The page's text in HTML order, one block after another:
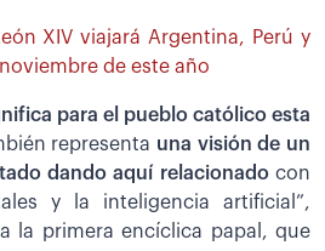
XIV viajará Argentina, Perú y
de este año
para el pueblo católico esta
representa una visión de un
dando aquí relacionadocon
y la inteligencia artificial”,
la primera encíclica papal, que